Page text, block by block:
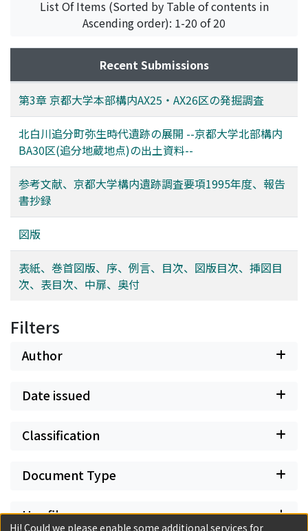
List Of Items (Sorted by Table of contents in
Ascending order): 1-20 of 20
Recent Submissions
第3章 京都大学本部構内AX25・AX26区の発掘調査
北白川追分町弥生時代遺跡の展開 --京都大学北部構内
BA30区(追分地蔵地点)の出土資料--
参考文献、京都大学構内遺跡調査要項1995年度、報告
書抄録
図版
表紙、巻首図版、序、例言、目次、図版目次、挿図目
次、表目次、中扉、奥付
Filters
Author
Date issued
Classification
Document Type
Has files
Hi! Could we please enable some additional services for